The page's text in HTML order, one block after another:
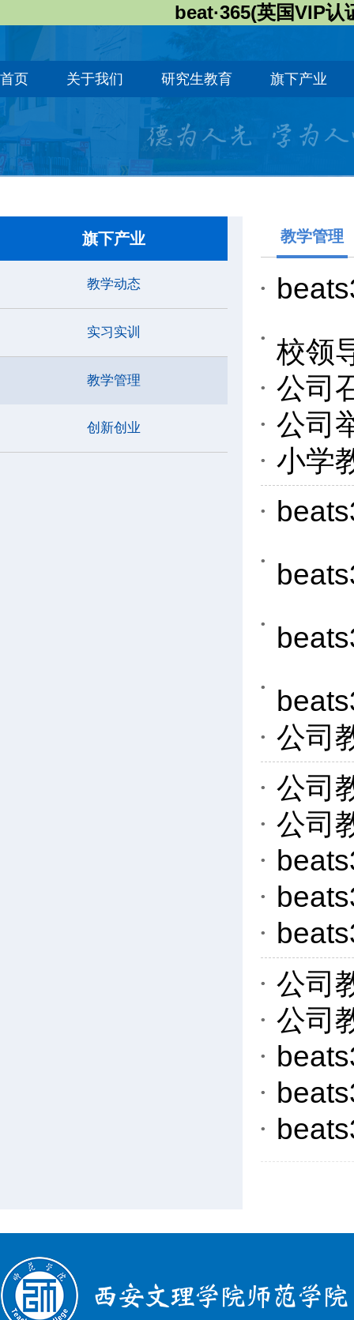
beat·365(英国VIP
首页 关于我们 研究生教育 旗下产业
旗下产业
教学动态
实习实训
教学管理
创新创业
教学管理
校领
公司
公司
小学
公司
公司
公司
公司
公司